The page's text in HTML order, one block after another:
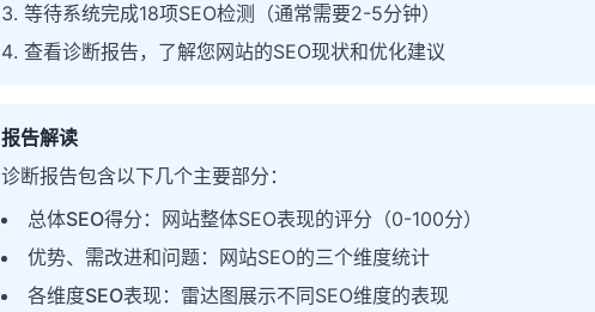
等待系统完成18项SEO检测（通常需要2-5分钟）
查看诊断报告，了解您网站的SEO现状和优化建议
报告解读
诊断报告包含以下几个主要部分：
总体SEO得分 ：网站整体SEO表现的评分（0-100分）
优势、需改进和问题：网站SEO的三个维度统计
各维度SEO表现：雷达图展示不同SEO维度的表现